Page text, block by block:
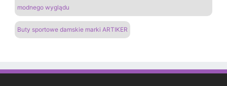
modnego wyglądu
Buty sportowe damskie marki ARTIKER